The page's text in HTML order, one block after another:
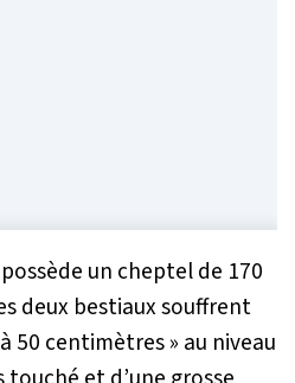
un cheptel de 170
deux bestiaux souffrent
50 centimètres» au niveau